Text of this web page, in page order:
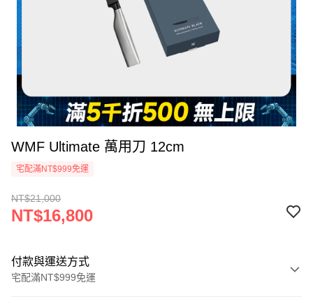
WMF Ultimate 萬用刀 12cm
宅配滿NT$999免運
NT$21,000
NT$16,800
付款與運送方式
宅配滿NT$999免運